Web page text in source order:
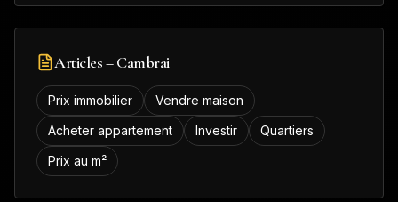
Articles –Cambrai
Prix immobilier
Vendre maison
Acheter appartement
Investir
Quartiers
Prix au m²